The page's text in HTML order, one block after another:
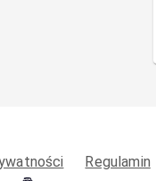
Regulamin